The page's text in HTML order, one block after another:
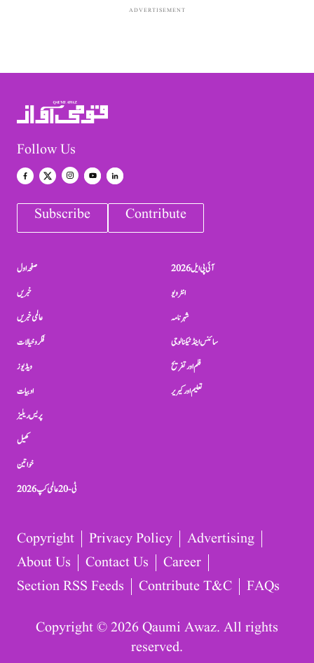
ADVERTISEMENT
Follow Us
Subscribe Contribute
صفحہ اول
خبریں
عالمی خبریں
فکر و خیالات
ویڈیوز
ادبیات
پریس ریلیز
کھیل
خواتین
ٹی-20 عالمی کپ 2026
آئی پی ایل 2026
انٹرویو
شہرنامہ
سائنس اینڈ ٹیکنالوجی
فلم اور تفریح
تعلیم اور کیریر
Copyright Privacy Policy
Advertising
About Us
Contact Us
Career
Section RSS Feeds
Contribute T&C FAQs
Copyright © 2026 Qaumi Awaz. All rights
reserved.